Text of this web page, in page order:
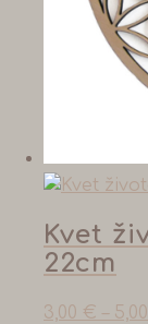
Kvet
22cm
3,00 € – 5,00